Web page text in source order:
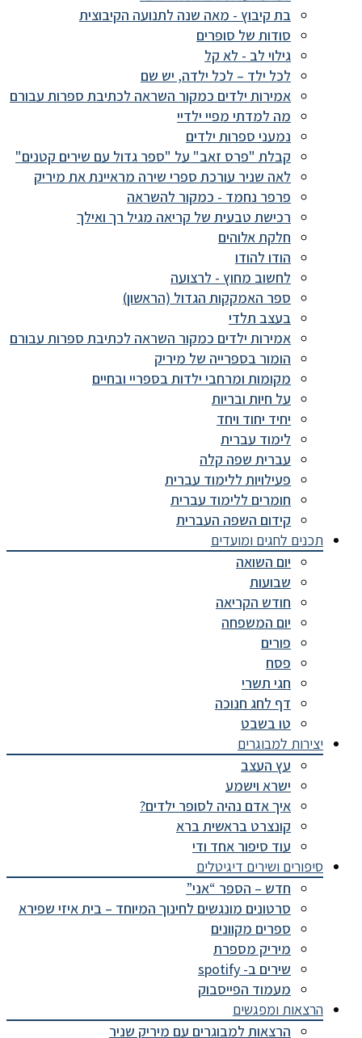
בת קיבוץ - מאה שנה לתנועה הקיבוצית
סודות של סופרים
גילוי לב - לא קל
לכל ילד – לכל ילדה, יש שם
אמירות ילדים כמקור השראה לכתיבת ספרות עבורם
מה למדתי מפיי ילדיי
נמעני ספרות ילדים
קבלת "פרס זאב" על "ספר גדול עם שירים קטנים"
לאה שניר עורכת ספרי שירה מראיינת את מיריק
פרפר נחמד - כמקור להשראה
רכישת טבעית של קריאה מגיל רך ואילך
חלקת אלוהים
הודו להודו
לחשוב מחוץ - לרצועה
ספר האמקקות הגדול (הראשון)
בעצב תלדי
אמירות ילדים כמקור השראה לכתיבת ספרות עבורם
הומור בספרייה של מיריק
מקומות ומרחבי ילדות בספריי ובחיים
על חיות ובריות
יחיד יחוד ויחד
לימוד עברית
עברית שפה קלה
פעילויות ללימוד עברית
חומרים ללימוד עברית
קידום השפה העברית
תכנים לחגים ומועדים
יום השואה
שבועות
חודש הקריאה
יום המשפחה
פורים
פסח
חגי תשרי
דף לחג חנוכה
טו בשבט
יצירות למבוגרים
עץ העצב
ישרא וישמע
איך אדם נהיה לסופר ילדים?
קונצרט בראשית ברא
עוד סיפור אחד ודי
סיפורים ושירים דיגיטלים
חדש – הספר “אני”
סרטונים מונגשים לחינוך המיוחד – בית איזי שפירא
ספרים מקוונים
מיריק מספרת
שירים ב- spotify
מעמוד הפייסבוק
הרצאות ומפגשים
הרצאות למבוגרים עם מיריק שניר